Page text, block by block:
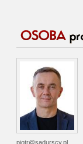
piotr@sadurscy.pl